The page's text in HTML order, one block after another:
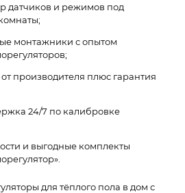
датчиков и режимов под
монтажники с опытом
производителя плюс гарантия
24/7 по калибровке
и выгодные комплекты
для тёплого пола в дом с